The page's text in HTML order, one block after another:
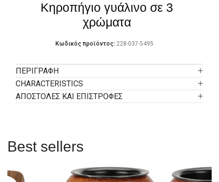
Κηροπήγιο γυάλινο σε 3
χρώματα
Κωδικός προϊόντος: 228-037-5495
ΠΕΡΙΓΡΑΦΉ
CHARACTERISTICS
ΑΠΟΣΤΟΛΕΣ ΚΑΙ ΕΠΙΣΤΡΟΦΕΣ
Best sellers